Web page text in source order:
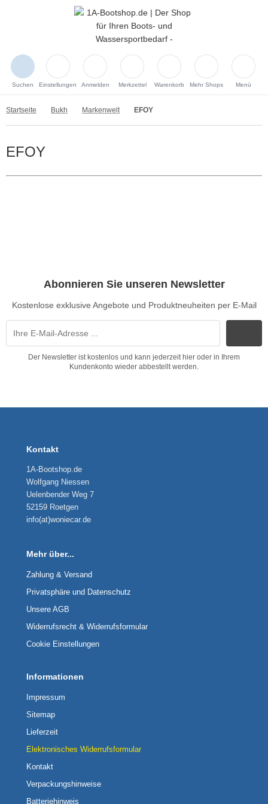
Suchen Einstellungen Anmelden Merkzettel Warenkorb Mehr Shops Menü
Startseite Bukh Markenwelt EFOY
EFOY
Abonnieren Sie unseren Newsletter
Kostenlose exklusive Angebote und Produktneuheiten per E-Mail
Der Newsletter ist kostenlos und kann jederzeit hier oder in Ihrem
Kundenkonto wieder abbestellt werden.
Kontakt
1A-Bootshop.de
Wolfgang Niessen
Uelenbender Weg 7
52159 Roetgen
info(at)woniecar.de
Mehr über...
Zahlung & Versand
Privatsphäre und Datenschutz
Unsere AGB
Widerrufsrecht & Widerrufsformular
Cookie Einstellungen
Informationen
Impressum
Sitemap
Lieferzeit
Elektronisches Widerrufsformular
Kontakt
Verpackungshinweise
Batteriehinweis